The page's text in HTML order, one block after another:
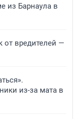
из Барнаула в
от вредителей —
из-за мата в